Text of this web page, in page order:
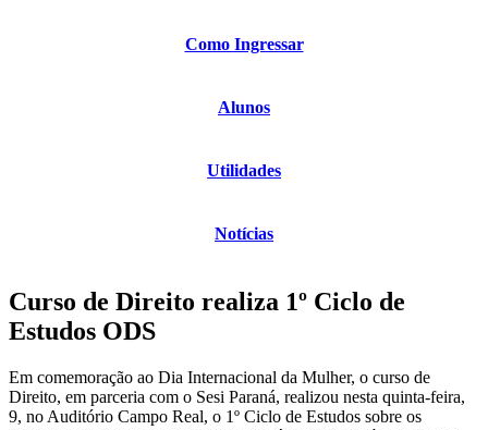
Como Ingressar
Alunos
Utilidades
Notícias
Curso de Direito realiza 1º Ciclo de
Estudos ODS
Em comemoração ao Dia Internacional da Mulher, o curso de
Direito, em parceria com o Sesi Paraná, realizou nesta quinta-feira,
9, no Auditório Campo Real, o 1º Ciclo de Estudos sobre os